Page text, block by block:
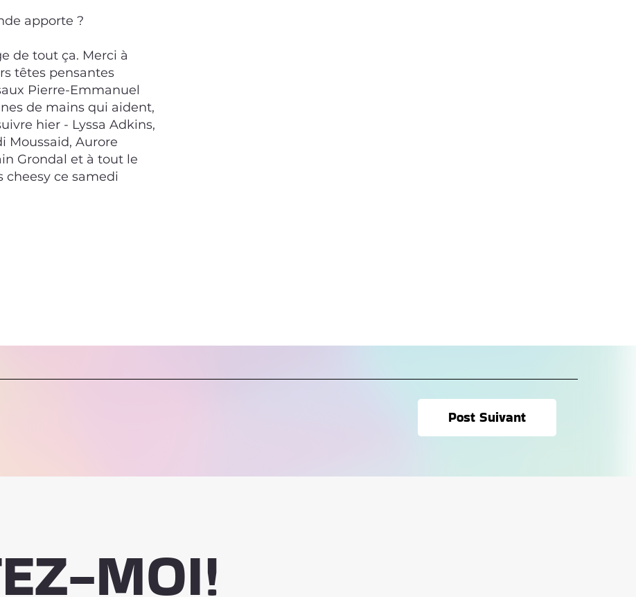
Post Suivant
apporte ?
de tout ça. Merci à
têtes pensantes
Pierre-Emmanuel
de mains qui aident,
hier - Lyssa Adkins,
Moussaid, Aurore
Grondal et à tout le
cheesy ce samedi
MOI!